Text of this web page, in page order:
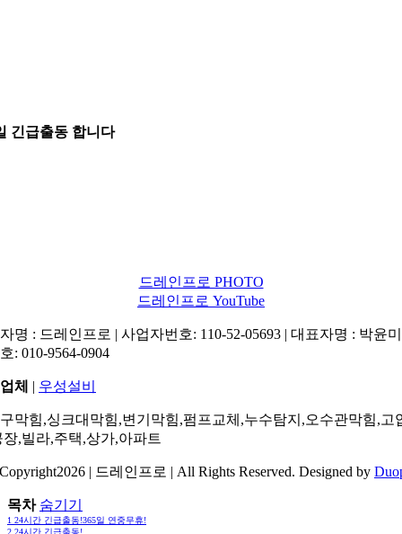
긴급출동 합니다
드레인프로 PHOTO
드레인프로 YouTube
명 : 드레인프로 | 사업자번호: 110-52-05693 | 대표자명 : 박윤
: 010-9564-0904
체 | 우성설비
막힘,싱크대막힘,변기막힘,펌프교체,누수탐지,오수관막힘,고
장,빌라,주택,상가,아파트
| 드레인프로 | All Rights Reserved. Designed by
목차 숨기기
1 24시간 긴급출동!365일 연중무휴!
2 24시간 긴급출동!